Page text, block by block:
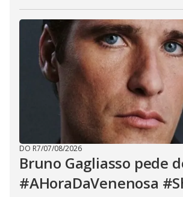
DO R7/07/08/2026
Bruno Gagliasso pede
#AHoraDaVenenosa